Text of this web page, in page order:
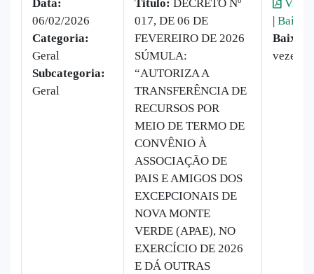
Data:
06/02/2026
Categoria:
Geral
Subcategoria:
Geral
Titulo:
DECRETO Nº
017, DE 06 DE
FEVEREIRO DE 2026
SÚMULA:
“AUTORIZA A
TRANSFERÊNCIA DE
RECURSOS POR
MEIO DE TERMO DE
CONVÊNIO À
ASSOCIAÇÃO DE
PAIS E AMIGOS DOS
EXCEPCIONAIS DE
NOVA MONTE
VERDE (APAE), NO
EXERCÍCIO DE 2026
E DÁ OUTRAS
| Baixar
vezes